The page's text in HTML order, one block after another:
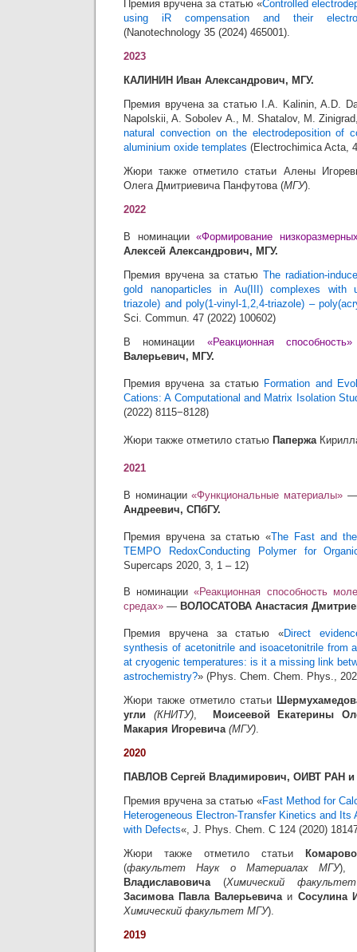
Премия вручена за статью «Controlled
using iR compensation and their
(Nanotechnology 35 (2024) 465001).
2023
КАЛИНИН Иван Александрович, МГУ.
Премия вручена за статью I.A. Kalinin, A.D.
Napolskii, A. Sobolev A., M. Shatalov, M.
natural convection on the electrodeposition of
aluminium oxide templates (Electrochimica Acta,
Жюри также отметило статьи Алены
Олега Дмитриевича Панфутова (МГУ).
2022
В номинации«Формирование
Алексей Александрович, МГУ.
Премия вручена за статью The radiation-
gold nanoparticles in Au(III) complexes with
triazole) and poly(1-vinyl-1,2,4-triazole) –
Sci. Commun. 47 (2022) 100602)
В номинации «Реакционная способность»
Валерьевич, МГУ.
Премия вручена за статью Formation and
Cations: A Computational and Matrix Isolation
(2022) 8115−8128)
Жюри также отметило статью Папержа
2021
В номинации«Функциональные материалы» —
Андреевич, СПбГУ.
Премия вручена за статью «The Fast and
TEMPO RedoxConducting Polymer for
Supercaps 2020, 3, 1 – 12)
В номинации«Реакционная способность
средах» — ВОЛОСАТОВА Анастасия
Премия вручена за статью «Direct
synthesis of acetonitrile and isoacetonitrile from
at cryogenic temperatures: is it a missing link
astrochemistry?» (Phys. Chem. Chem. Phys.,
Жюри также отметило статьи
угли (КНИТУ),
Моисеевой Екатерины
Макария Игоревича (МГУ).
2020
ПАВЛОВ Сергей Владимирович, ОИВТ РАН и
Премия вручена за статью «Fast Method for
Heterogeneous Electron-Transfer Kinetics and Its
with Defects«, J. Phys. Chem. C 124 (2020)
Жюри также отметило статьи
(факультет Наук о Материалах МГУ),
Владиславовича(Химический
Засимова Павла Валерьевичаи Сосулина
Химический факультет МГУ).
2019